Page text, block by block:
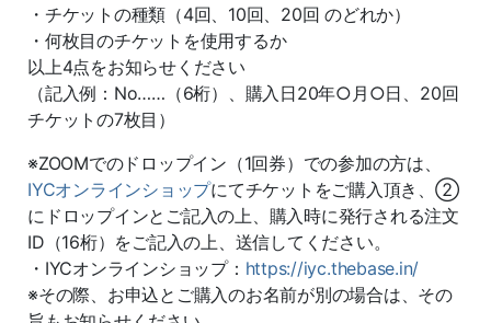
・チケットの種類（4回、10回、20回 のどれか）
・何枚目のチケットを使用するか
以上4点をお知らせください
（記入例：No……（6桁）、購入日20年○月○日、20回
チケットの7枚目）
※ZOOMでのドロップイン（1回券）での参加の方は、
IYCオンラインショップにてチケットをご購入頂き、②
にドロップインとご記入の上、購入時に発行される注文
ID（16桁）をご記入の上、送信してください。
・IYCオンラインショップ： https://iyc.thebase.in/
※その際、お申込とご購入のお名前が別の場合は、その